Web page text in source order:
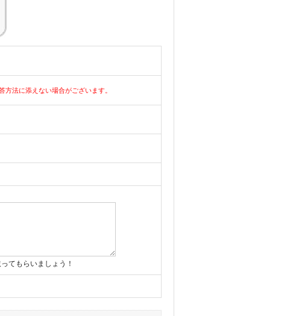
法に添えない場合がございます。
てもらいましょう！